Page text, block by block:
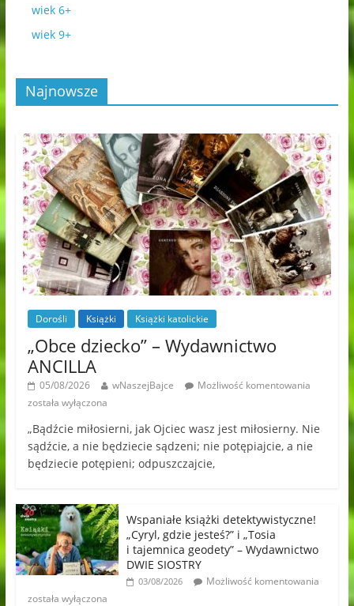
wiek 6+
wiek 9+
Najnowsze
Dorośli Książki Książki katolickie
„Obce dziecko” – Wydawnictwo
ANCILLA
05/08/2026 wNaszejBajce
Możliwość komentowania
została wyłączona
„Bądźcie miłosierni, jak Ojciec wasz jest miłosierny. Nie
sądźcie, a nie będziecie sądzeni; nie potępiajcie, a nie
będziecie potępieni; odpuszczajcie,
Wspaniałe książki detektywistyczne!
„Cyryl, gdzie jesteś?” i „Tosia
i tajemnica geodety” – Wydawnictwo
DWIE SIOSTRY
03/08/2026
Możliwość komentowania
została wyłączona